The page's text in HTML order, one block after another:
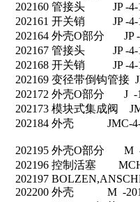
202160 管接头 JP -4-
202161 开关销 JP -4-
202164 外壳O部分 JP -
202167 管接头 JP -4-
202168 开关销 JP -4-
202169 变径带倒钩管接
202172 外壳O部分 J -
202173 模块式集成阀
202184 外壳 JMC-4-
202195 外壳O部分 M -
202196 控制活塞
202197
202200 外壳 M -